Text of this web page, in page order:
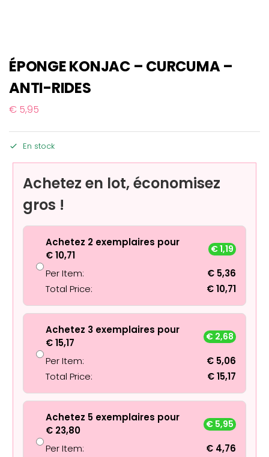
ÉPONGE KONJAC – CURCUMA –
ANTI-RIDES
€ 5,95
En stock
Achetez en lot, économisez
gros !
Achetez 2 exemplaires pour
€10,71
€1,19
Per Item: € 5,36
Total Price:
€10,71
Achetez 3 exemplaires pour
€15,17
€ 2,68
Per Item: € 5,06
Total Price:
€15,17
Achetez 5 exemplaires pour
€ 23,80
€ 5,95
Per Item: € 4,76